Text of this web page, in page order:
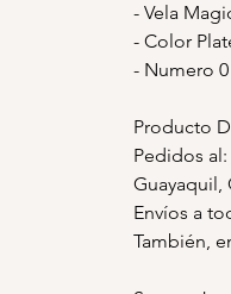
- Vela
- Color
- Numero 0
Producto
Pedidos al:
Guayaquil,
Envíos a
También,